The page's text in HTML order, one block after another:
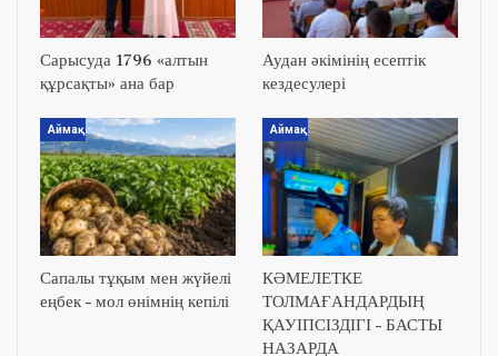
Сарысуда 1796 «алтын
құрсақты» ана бар
Аудан әкімінің есептік
кездесулері
Аймақ
Сапалы тұқым мен жүйелі
еңбек – мол өнімнің кепілі
Аймақ
КӘМЕЛЕТКЕ
ТОЛМАҒАНДАРДЫҢ
ҚАУІПСІЗДІГІ – БАСТЫ
НАЗАРДА